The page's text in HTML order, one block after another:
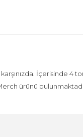
İçerisinde 4
ürünü